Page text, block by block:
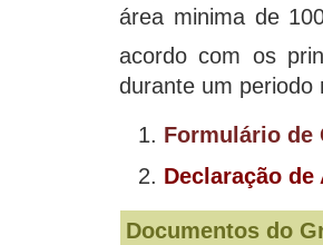
área minima de
acordo com os
durante um periodo
Formulário de
Declaração
Documentos do